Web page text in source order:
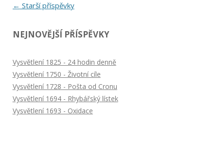
Navigace
příspěvky
← Starší příspěvky
NEJNOVĚJŠÍ PŘÍSPĚVKY
Vysvětlení 1825 - 24 hodin denně
Vysvětlení 1750 - Životní cíle
Vysvětlení 1728 - Pošta od Cronu
Vysvětlení 1694 - Rhybářský lístek
Vysvětlení 1693 - Oxidace